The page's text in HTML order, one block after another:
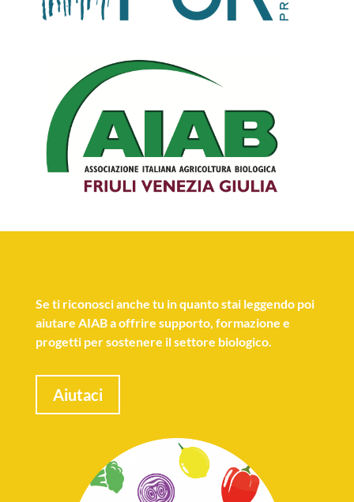
Se ti riconosci anche tu in quanto stai leggendo poi
aiutare AIAB a offrire supporto, formazione e
progetti per sostenere il settore biologico.
Aiutaci